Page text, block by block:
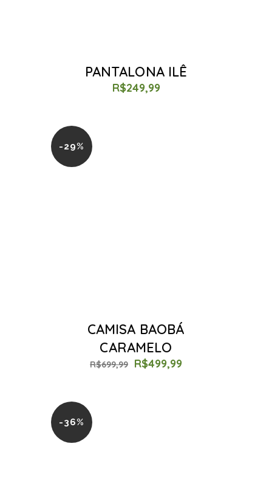
PANTALONA ILÊ
R$249,99
-29%
CAMISA BAOBÁ
CARAMELO
R$699,99 R$499,99
-36%